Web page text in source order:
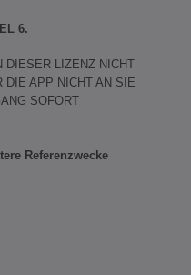
6.
LIZENZ NICHT
DIE APP NICHT AN SIE
SOFORT
Referenzwecke